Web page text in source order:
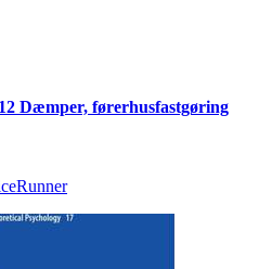
Dæmper, førerhusfastgøring